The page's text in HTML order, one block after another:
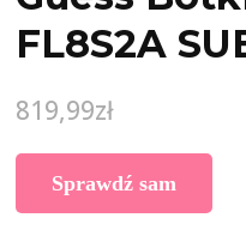
FL8S2A
819,99zł
Sprawdź sam